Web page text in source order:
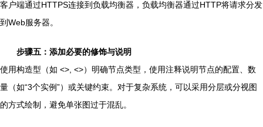
客户端通过HTTPS连接到负载均衡器，负载均衡器通过HTTP将请求分发
到Web服务器。
步骤五：添加必要的修饰与说明
使用构造型（如 <>, <>）明确节点类型，使用注释说明节点的配置、数
量（如“3个实例”）或关键约束。对于复杂系统，可以采用分层或分视图
的方式绘制，避免单张图过于混乱。